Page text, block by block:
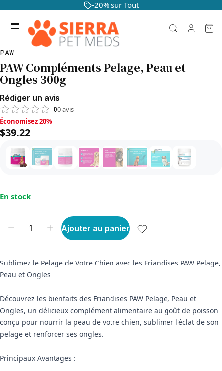
-20% sur Tout
PAW
PAW Compléments Pelage, Peau et
Ongles 300g
Rédiger un avis
00avis
Économisez 20%, $39.22
Économisez 20%
$39.22
En stock
Ajouter au panier
Sublimez le Pelage de Votre Chien avec les Friandises PAW Pelage,
Peau et Ongles
Découvrez les bienfaits des Friandises PAW Pelage, Peau et
Ongles, un délicieux complément alimentaire au goût de poisson
conçu pour nourrir la peau de votre chien, sublimer l'éclat de son
pelage et renforcer ses ongles.
Principaux Avantages :